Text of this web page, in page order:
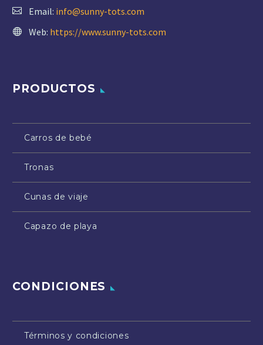
Email: info@sunny-tots.com
Web: https://www.sunny-tots.com
PRODUCTOS
Carros de bebé
Tronas
Cunas de viaje
Capazo de playa
CONDICIONES
Términos y condiciones